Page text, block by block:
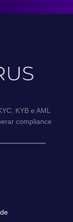
KYB e AML
compliance